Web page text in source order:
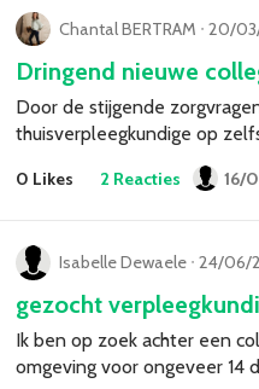
Chantal BERTRAM ᐧ 20/
Dringend nieuwe
Door de stijgende
thuisverpleegkundige op
0 Likes 2 Reacties 16/
Isabelle Dewaele ᐧ 24/06/
gezocht
Ik ben op zoek achter een
omgeving voor ongeveer 14